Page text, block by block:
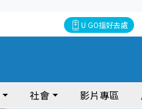
U GO搵好去處
社會 影片專區